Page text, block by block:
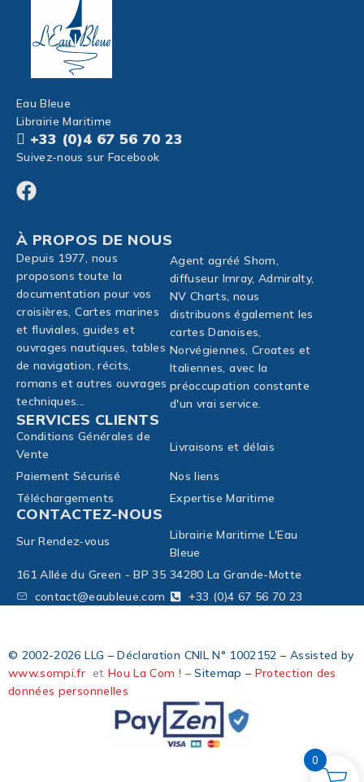
Eau Bleue
Librairie Maritime
+33 (0)4 67 56 70 23
Suivez-nous sur Facebook
À PROPOS DE NOUS
Depuis 1977, nous
proposons toute la
documentation pour vos
croisières, Cartes marines
et fluviales, guides et
ouvrages nautiques, tables
de navigation, récits,
romans et autres ouvrages
techniques...
Agent agréé Shom,
diffuseur Imray, Admiralty,
NV Charts, nous
distribuons également les
cartes Danoises,
Norvégiennes, Croates et
Italiennes, avec la
préoccupation constante
d'un vrai service.
SERVICES CLIENTS
Conditions Générales de
Vente
Livraisons et délais
Paiement Sécurisé
Nos liens
Téléchargements
Expertise Maritime
CONTACTEZ-NOUS
Sur Rendez-vous
Librairie Maritime L'Eau
Bleue
161 Allée du Green - BP 35 34280 La Grande-Motte
contact@eaubleue.com
+33 (0)4 67 56 70 23
© 2002-2026 LLG – Déclaration CNIL N° 1002152 – Assisted by
www.sompi.fr et Hou La Com ! –Sitemap – Protection des
données personnelles
0